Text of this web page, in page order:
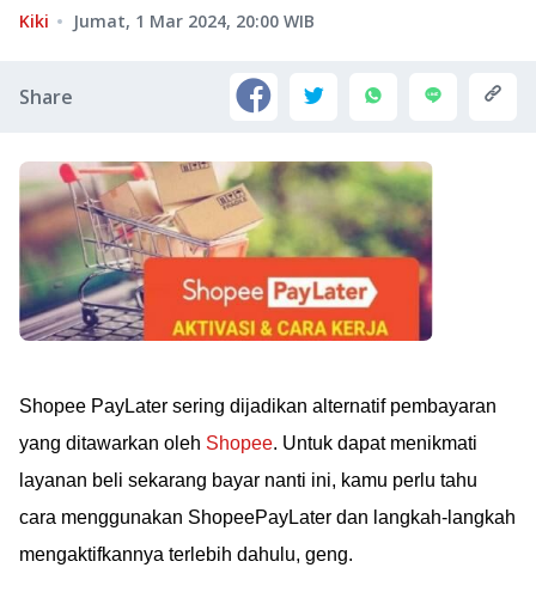
Kiki Jumat, 1 Mar 2024, 20:00 WIB
Share
Shopee PayLater sering dijadikan alternatif pembayaran
yang ditawarkan oleh Shopee. Untuk dapat menikmati
layanan beli sekarang bayar nanti ini, kamu perlu tahu
cara menggunakan ShopeePayLater dan langkah-langkah
mengaktifkannya terlebih dahulu, geng.